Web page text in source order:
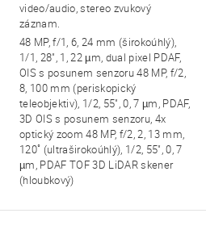
video/audio, stereo zvukový
záznam.
48 MP, f/1, 6, 24 mm (širokoúhlý),
1/1, 28", 1, 22 µm, dual pixel PDAF,
OIS s posunem senzoru 48 MP, f/2,
8, 100 mm (periskopický
teleobjektiv), 1/2, 55", 0, 7 µm, PDAF,
3D OIS s posunem senzoru, 4x
optický zoom 48 MP, f/2, 2, 13 mm,
120˚ (ultraširokoúhlý), 1/2, 55", 0, 7
µm, PDAF TOF 3D LiDAR skener
(hloubkový)